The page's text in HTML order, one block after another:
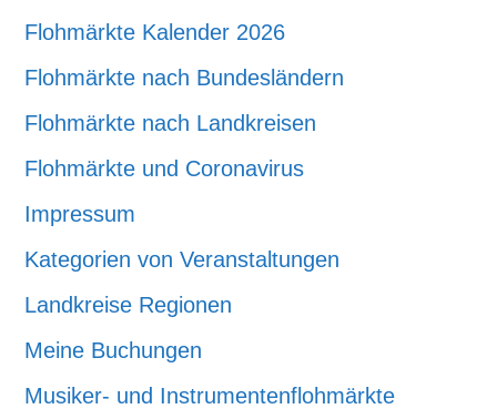
Flohmärkte Kalender 2026
Flohmärkte nach Bundesländern
Flohmärkte nach Landkreisen
Flohmärkte und Coronavirus
Impressum
Kategorien von Veranstaltungen
Landkreise Regionen
Meine Buchungen
Musiker- und Instrumentenflohmärkte